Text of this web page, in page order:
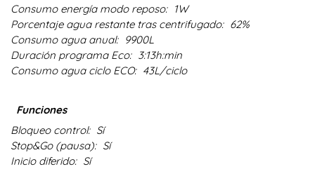
Consumo energía modo reposo: 1W
Porcentaje agua restante tras centrifugado: 62%
Consumo agua anual: 9900L
Duración programa Eco: 3:13h:min
Consumo agua ciclo ECO: 43L/ciclo
Funciones
Bloqueo control: Sí
Stop&Go (pausa): Sí
Inicio diferido: Sí